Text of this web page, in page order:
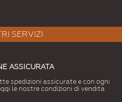
SERVIZI
ASSICURATA
spedizioni assicurate e con ogni
le nostre condizioni di vendita